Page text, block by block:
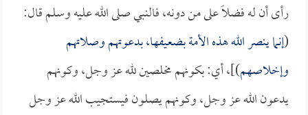
رأى أن له فضلاً على من دونه، فالنبي صلى الله عليه وسلم قال:
(إنما ينصر الله هذه الأمة بضعيفها، بدعوتهم وصلاتهم
وإخلاصهم)]، أي: بكونهم مخلصين لله عز وجل، وكونهم
يدعون الله عز وجل، وكونهم يصلون فيستجيب الله عز وجل